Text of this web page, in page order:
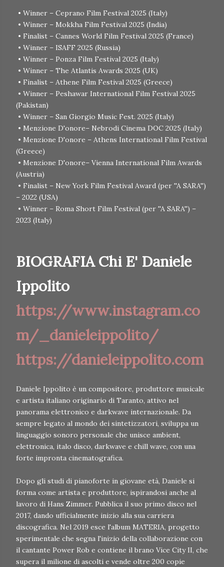
• Winner – Ceprano Film Festival 2025 (Italy)
• Winner – Mokkha Film Festival 2025 (India)
• Finalist – Cannes World Film Festival 2025 (France)
• Winner – ISAFF 2025 (Russia)
• Winner – Ponza Film Festival 2025 (Italy)
• Winner – The Atlantis Awards 2025 (UK)
• Finalist – Athene Film Festival 2025 (Greece)
• Winner – Peshawar International Film Festival 2025
(Pakistan)
• Winner – San Giorgio Music Fest. 2025 (Italy)
• Menzione D'onore– Nebrodi Cinema DOC 2025 (Italy)
• Menzione D'onore – Athens International Film Festival
(Greece)
• Menzione D'onore– Vienna International Film Awards
(Austria)
• Finalist – New York Film Festival Award (per ''A SARA'')
– 2022 (USA)
• Winner – Roma Short Film Festival (per ''A SARA'') –
2023 (Italy)
BIOGRAFIA Chi E' Daniele
Ippolito
https://www.instagram.co
m/_danieleippolito/
https://danieleippolito.com
Daniele Ippolito è un compositore, produttore musicale
e artista italiano originario di Taranto, attivo nel
panorama elettronico e darkwave internazionale. Da
sempre legato al mondo dei sintetizzatori, sviluppa un
linguaggio sonoro personale che unisce ambient,
elettronica, italo disco, darkwave e chill wave, con una
forte impronta cinematografica.
Dopo gli studi di pianoforte in giovane età, Daniele si
forma come artista e produttore, ispirandosi anche al
lavoro di Hans Zimmer. Pubblica il suo primo disco nel
2017, dando ufficialmente inizio alla sua carriera
discografica. Nel 2019 esce l'album MATERIA, progetto
sperimentale che segna l'inizio della collaborazione con
il cantante Power Rob e contiene il brano Vice City II, che
supera il milione di ascolti e vende oltre 200 copie